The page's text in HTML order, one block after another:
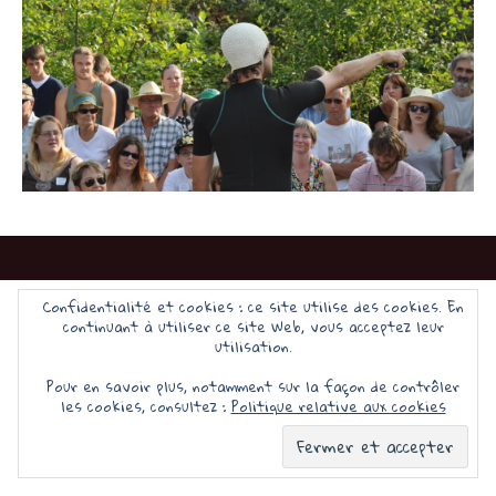
Fièrement propulsé par WordPress
Confidentialité et cookies : ce site utilise des cookies. En
continuant à utiliser ce site Web, vous acceptez leur
utilisation.
Pour en savoir plus, notamment sur la façon de contrôler
les cookies, consultez :Politique relative aux cookies